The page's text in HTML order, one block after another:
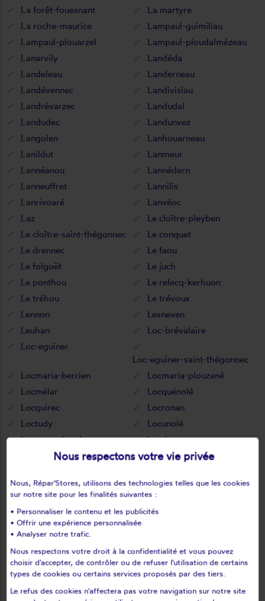
La forêt-fouesnant
La martyre
La roche-maurice
Lampaul-guimiliau
Lampaul-plouarzel
Lampaul-ploudalmézeau
Lanarvily
Landéda
Landeleau
Landerneau
Landévennec
Landivisiau
Landrévarzec
Landudal
Landudec
Landunvez
Langolen
Lanhouarneau
Lanildut
Lanmeur
Lannéanou
Lannédern
Lanneuffret
Lannilis
Lanrivoaré
Lanvéoc
Laz
Le cloître-pleyben
Le cloître-saint-thégonnec
Le conquet
Le drennec
Le faou
Le folgoët
Le juch
Le ponthou
Le relecq-kerhuon
Le tréhou
Le trévoux
Lennon
Lesneven
Leuhan
Loc-brévalaire
Loc-eguiner
Loc-eguiner-saint-thégonnec
Locmaria-berrien
Locmaria-plouzané
Locmélar
Locquénolé
Locquirec
Locronan
Loctudy
Locunolé
Logonna-daoulas
Lopérec
Loperhet
Loqueffret
Melgven
Mellac
Moëlan-sur-mer
Motreff
Ouessant
Pencran
Penmarch
Peumerit
Nous respectons votre vie privée
Nous, Répar'Stores, utilisons des technologies telles que les cookies
sur notre site pour les finalités suivantes :
• Personnaliser le contenu et les publicités
• Offrir une expérience personnalisée
• Analyser notre trafic.
Nous respectons votre droit à la confidentialité et vous pouvez
choisir d'accepter, de contrôler ou de refuser l'utilisation de certains
types de cookies ou certains services proposés par des tiers.
Le refus des cookies n'affectera pas votre navigation sur notre site